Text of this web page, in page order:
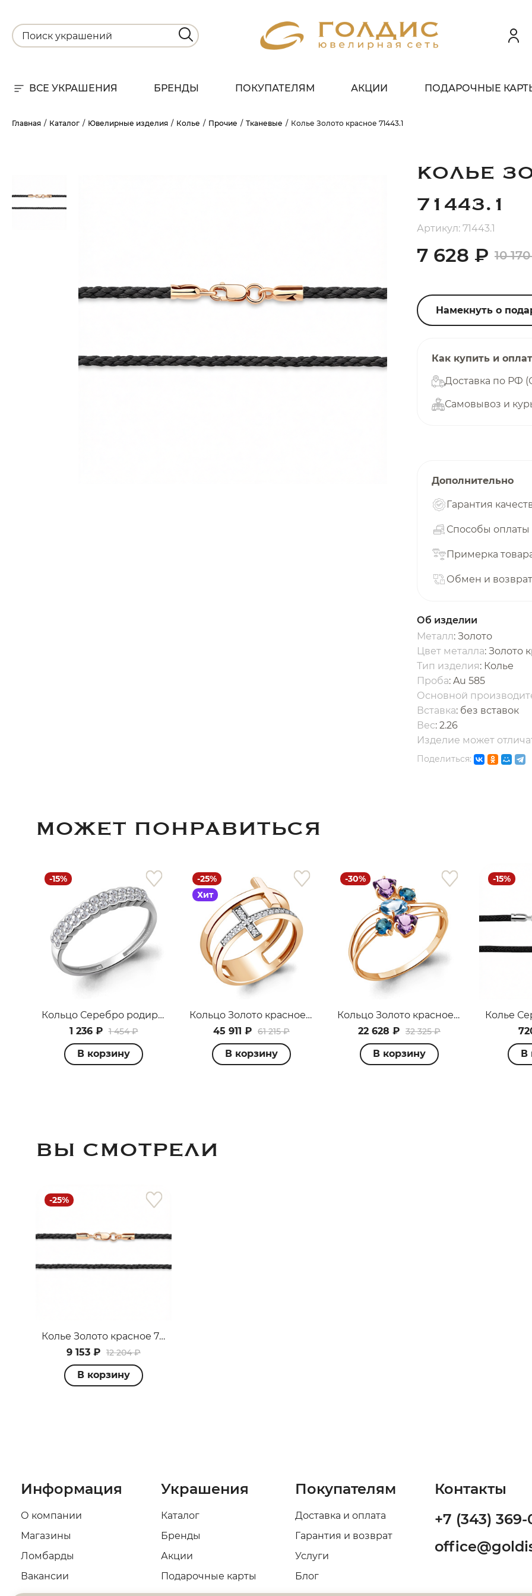
ВСЕ УКРАШЕНИЯ БРЕНДЫ ПОКУПАТЕЛЯМ АКЦИИ ПОДАРОЧНЫЕ
Главная Каталог Ювелирные изделия Колье Прочие Тканевые Колье Золото красное 71443.1
КОЛЬЕ
71443.1
Артикул: 71443.1
7 628 ₽ 10
Намекнуть о
Как купить и
Доставка по РФ
Самовывоз и
Дополнительно
Гарантия
Способы оплаты
Примерка
Обмен и возврат
Об изделии
Металл: Золото
Цвет металла: Золото
Тип изделия: Колье
Проба: Au 585
Основной
Вставка: без вставок
Вес: 2.26
Изделие может
Поделиться:
МОЖЕТ ПОНРАВИТЬСЯ
-15%
Кольцо Серебро родированное 600722А.5
1 236 ₽ 1 454 ₽
В корзину
-25%
Хит
Кольцо Золото красное 68735А.1
45 911 ₽ 61 215 ₽
В корзину
-30%
Кольцо Золото красное 6562742.1
22 628 ₽ 32 325 ₽
В корзину
-15%
В
ВЫ СМОТРЕЛИ
-25%
Колье Золото красное 71443.1
9 153 ₽ 12 204 ₽
В корзину
Информация
О компании
Магазины
Ломбарды
Вакансии
Украшения
Каталог
Бренды
Акции
Подарочные карты
Покупателям
Доставка и оплата
Гарантия и возврат
Услуги
Блог
Контакты
+7 (343)
БЕЗ ПЕРЕПЛАТ
Добавляйте товарыв корзину
каждые 2 недели
раз в 2
Остались вопросы?
8 800 302-02-51
plait.ru